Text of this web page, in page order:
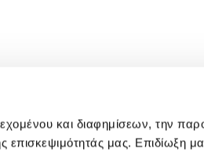
και διαφημίσεων, την
μας. Επιδίωξη